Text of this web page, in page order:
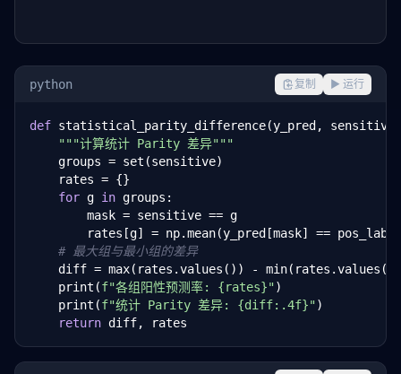
python 复制 ▶ 运行
def statistical_parity_difference(y_pred, sensitive,
"""计算统计 Parity 差异"""
    groups = set(sensitive)
    rates = {}
for g in groups:
        mask = sensitive == g
rates[g] = np.mean(y_pred[mask] ==
# 最大组与最小组的差异
    diff = max(rates.values()) - min(rates.values())
    print(
f"各组阳性预测率: {rates}")
    print(
f"统计 Parity 差异: {diff:.4f}")
return diff, rates